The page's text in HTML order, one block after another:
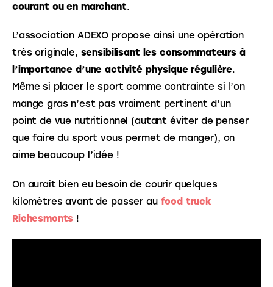
courant ou en marchant.
L’association ADEXO propose ainsi une opération
très originale, sensibilisant les consommateurs à
l’importance d’une activité physique régulière.
Même si placer le sport comme contrainte si l’on
mange gras n’est pas vraiment pertinent d’un
point de vue nutritionnel (autant éviter de penser
que faire du sport vous permet de manger), on
aime beaucoup l’idée !
On aurait bien eu besoin de courir quelques
kilomètres avant de passer au food truck
Richesmonts !